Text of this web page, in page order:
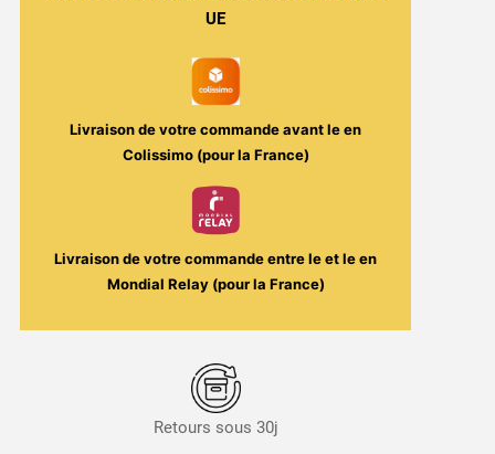
UE
Livraison de votre commande avant leen
Colissimo (pour la France)
Livraison de votre commande entre leet leen
Mondial Relay (pour la France)
Retours sous 30j